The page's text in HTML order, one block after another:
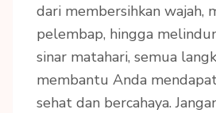
dari membersihkan wajah,
pelembap, hingga
sinar matahari, semua
membantu Anda
sehat dan bercahaya.